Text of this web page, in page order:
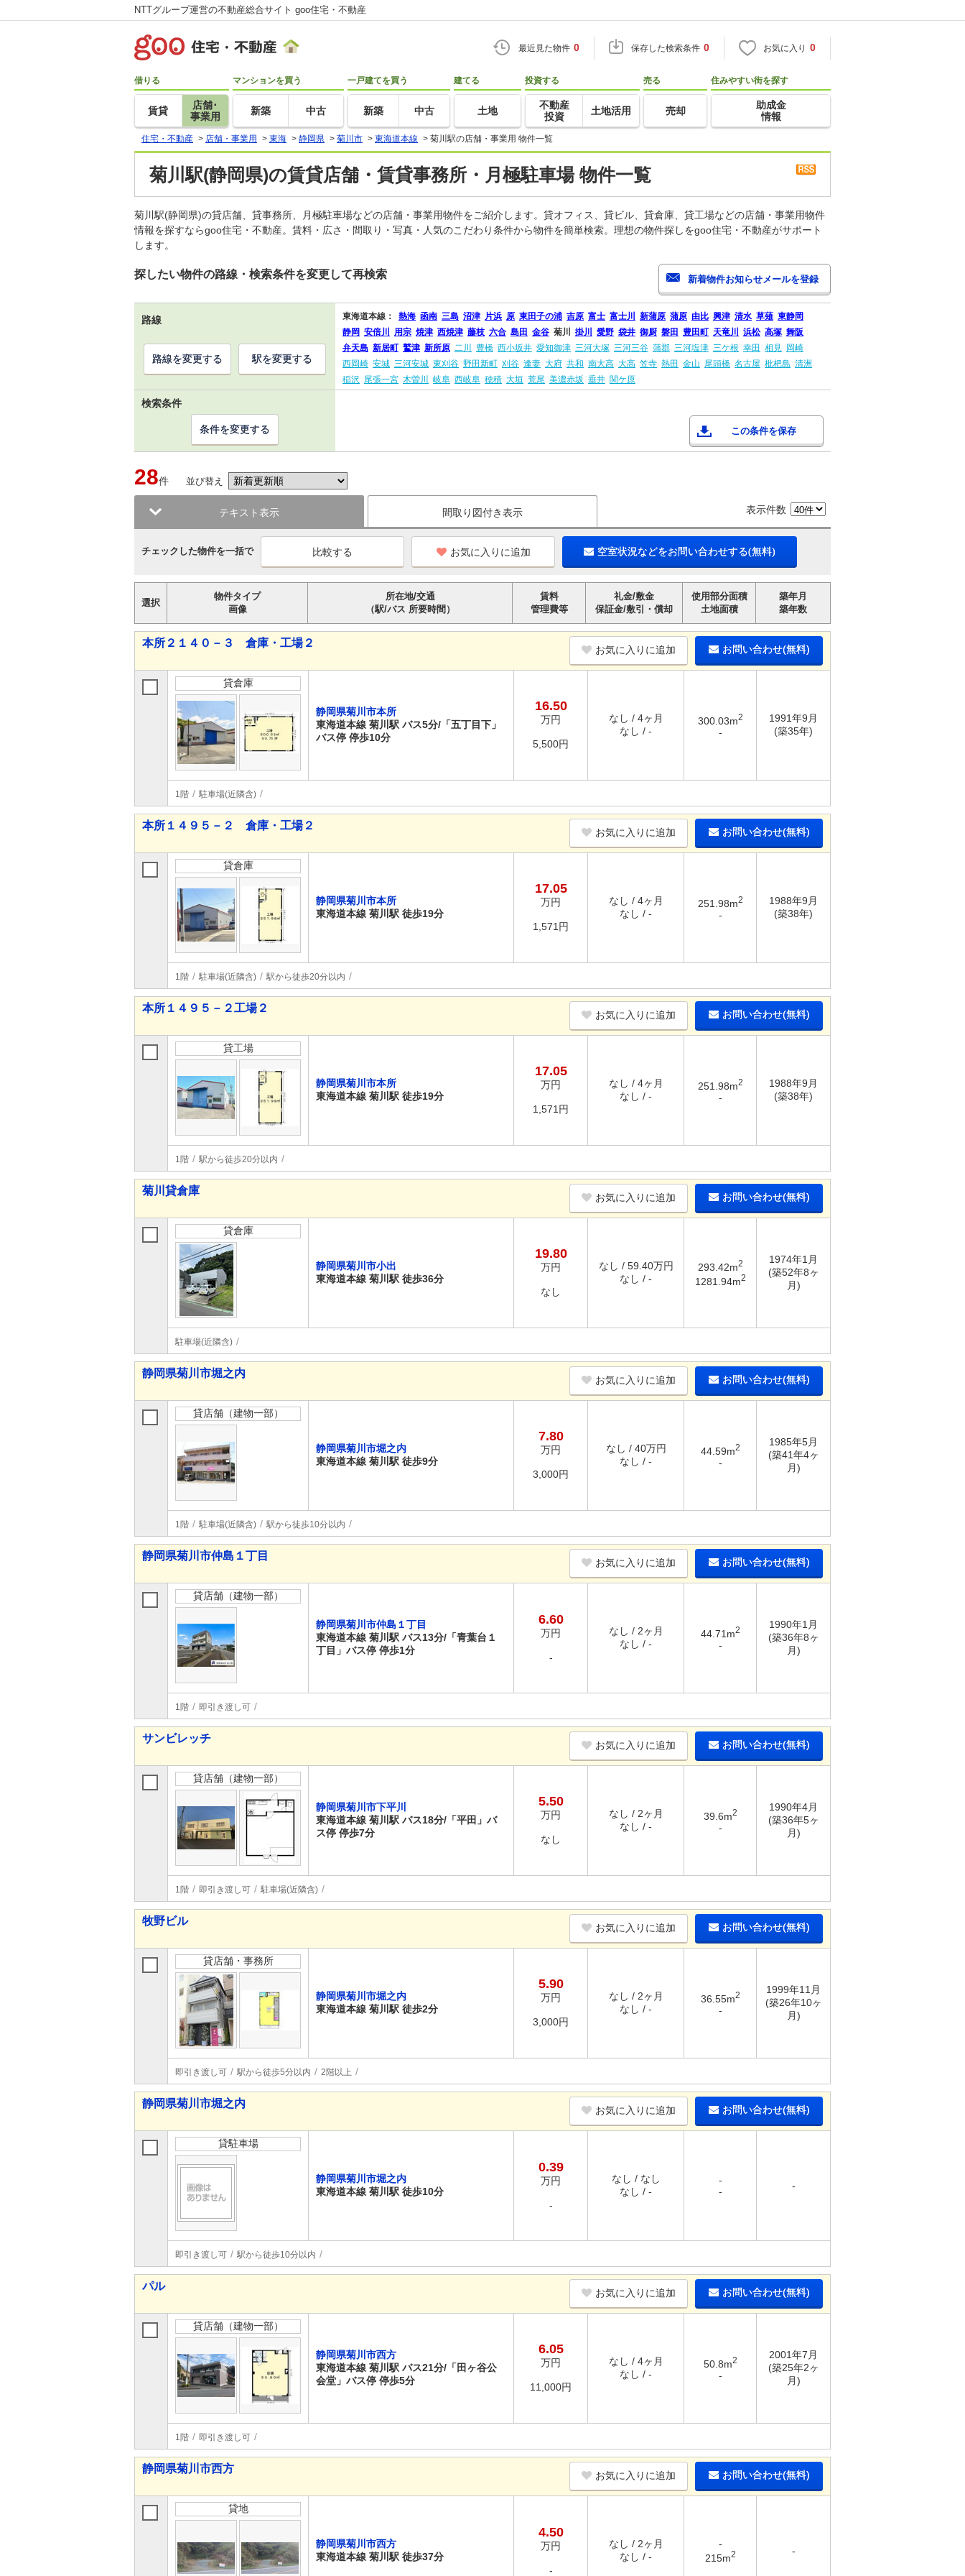
NTTグループ運営の不動産総合サイト goo住宅・不動産
最近見た物件 0 保存した検索条件 0 お気に入り 0
借りる
賃貸
店舗･
事業用
マンションを買う
新築 中古
一戸建てを買う
新築 中古
建てる
土地
投資する
不動産
投資
土地活用
売る
売却
住みやすい街を探す
助成金
情報
住宅・不動産 > 店舗・事業用 > 東海 > 静岡県 > 菊川市 > 東海道本線 > 菊川駅の店舗・事業用 物件一覧
菊川駅(静岡県)の賃貸店舗・賃貸事務所・月極駐車場 物件一覧
菊川駅(静岡県)の貸店舗、貸事務所、月極駐車場などの店舗・事業用物件をご紹介します。貸オフィス、貸ビル、貸倉庫、貸工場などの店舗・事業用物件
情報を探すならgoo住宅・不動産。賃料・広さ・間取り・写真・人気のこだわり条件から物件を簡単検索。理想の物件探しをgoo住宅・不動産がサポート
します。
探したい物件の路線・検索条件を変更して再検索
路線 東海道本線： 熱海 函南 三島 沼津 片浜 原 東田子の浦 吉原 富士 富士川 新蒲原 蒲原 由比 興津 清水 草薙 東静岡
静岡 安倍川 用宗 焼津 西焼津 藤枝 六合 島田 金谷 菊川 掛川 愛野 袋井 御厨 磐田 豊田町 天竜川 浜松 高塚 舞阪
弁天島 新居町 鷲津 新所原 二川 豊橋 西小坂井 愛知御津 三河大塚 三河三谷 蒲郡 三河塩津 三ケ根 幸田 相見 岡崎
西岡崎 安城 三河安城 東刈谷 野田新町 刈谷 逢妻 大府 共和 南大高 大高 笠寺 熱田 金山 尾頭橋 名古屋 枇杷島 清洲
稲沢 尾張一宮 木曽川 岐阜 西岐阜 穂積 大垣 荒尾 美濃赤坂 垂井 関ケ原
路線を変更する 駅を変更する
検索条件
この条件を保存
条件を変更する
28件 並び替え
テキスト表示 間取り図付き表示 表示件数
チェックした物件を一括で お気に入りに追加 空室状況などをお問い合わせする(無料)
選択
物件タイプ
画像
所在地/交通
（駅/バス 所要時間）
賃料
管理費等
礼金/敷金
保証金/敷引・償却
使用部分面積
土地面積
築年月
築年数
本所２１４０－３ 倉庫・工場２
お気に入りに追加 お問い合わせ(無料)
貸倉庫
静岡県菊川市本所
東海道本線 菊川駅 バス5分/「五丁目下」
バス停 停歩10分
16.50
万円
5,500円
なし / 4ヶ月
なし / -
300.03m2
-
1991年9月
(築35年)
1階 駐車場(近隣含)
本所１４９５－２ 倉庫・工場２
お気に入りに追加 お問い合わせ(無料)
貸倉庫
静岡県菊川市本所
東海道本線 菊川駅 徒歩19分
17.05
万円
1,571円
なし / 4ヶ月
なし / -
251.98m2
-
1988年9月
(築38年)
1階 駐車場(近隣含) 駅から徒歩20分以内
本所１４９５－２工場２
お気に入りに追加 お問い合わせ(無料)
貸工場
静岡県菊川市本所
東海道本線 菊川駅 徒歩19分
17.05
万円
1,571円
なし / 4ヶ月
なし / -
251.98m2
-
1988年9月
(築38年)
1階 駅から徒歩20分以内
菊川貸倉庫
お気に入りに追加 お問い合わせ(無料)
貸倉庫
静岡県菊川市小出
東海道本線 菊川駅 徒歩36分
19.80
万円
なし
なし / 59.40万円
なし / -
293.42m2
1281.94m2
1974年1月
(築52年8ヶ
月)
駐車場(近隣含)
静岡県菊川市堀之内
お気に入りに追加 お問い合わせ(無料)
貸店舗（建物一部）
静岡県菊川市堀之内
東海道本線 菊川駅 徒歩9分
7.80
万円
3,000円
なし / 40万円
なし / -
44.59m2
-
1985年5月
(築41年4ヶ
月)
1階 駐車場(近隣含) 駅から徒歩10分以内
静岡県菊川市仲島１丁目
お気に入りに追加 お問い合わせ(無料)
貸店舗（建物一部）
静岡県菊川市仲島１丁目
東海道本線 菊川駅 バス13分/「青葉台１
丁目」バス停 停歩1分
6.60
万円
-
なし / 2ヶ月
なし / -
44.71m2
-
1990年1月
(築36年8ヶ
月)
1階 即引き渡し可
サンビレッチ
お気に入りに追加 お問い合わせ(無料)
貸店舗（建物一部）
静岡県菊川市下平川
東海道本線 菊川駅 バス18分/「平田」バ
ス停 停歩7分
5.50
万円
なし
なし / 2ヶ月
なし / -
39.6m2
-
1990年4月
(築36年5ヶ
月)
1階 即引き渡し可 駐車場(近隣含)
牧野ビル
お気に入りに追加 お問い合わせ(無料)
貸店舗・事務所
静岡県菊川市堀之内
東海道本線 菊川駅 徒歩2分
5.90
万円
3,000円
なし / 2ヶ月
なし / -
36.55m2
-
1999年11月
(築26年10ヶ
月)
即引き渡し可 駅から徒歩5分以内 2階以上
静岡県菊川市堀之内
お気に入りに追加 お問い合わせ(無料)
貸駐車場
静岡県菊川市堀之内
東海道本線 菊川駅 徒歩10分
0.39
万円
-
なし / なし
なし / -
-
-
-
即引き渡し可 駅から徒歩10分以内
パル
お気に入りに追加 お問い合わせ(無料)
貸店舗（建物一部）
静岡県菊川市西方
東海道本線 菊川駅 バス21分/「田ヶ谷公
会堂」バス停 停歩5分
6.05
万円
11,000円
なし / 4ヶ月
なし / -
50.8m2
-
2001年7月
(築25年2ヶ
月)
1階 即引き渡し可
静岡県菊川市西方
お気に入りに追加 お問い合わせ(無料)
貸地
静岡県菊川市西方
東海道本線 菊川駅 徒歩37分
4.50
万円
-
なし / 2ヶ月
なし / -
-
215m2 -